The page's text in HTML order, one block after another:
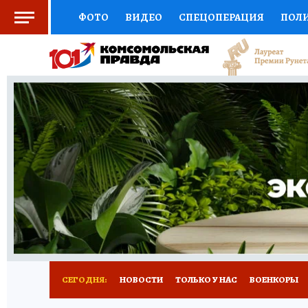
ФОТО ВИДЕО СПЕЦОПЕРАЦИЯ
СОЦПОДДЕРЖКА НАУКА СПЕЦПРОЕКТЫ
НАЦИОНАЛЬНЫЕ ПРОЕКТЫ РОССИИ
ЖЕНСКИЕ СЕКРЕТЫ ПУТЕВОДИТЕЛЬ
ДЕФИЦИТ ЖЕЛЕЗА ПРЕСС-ЦЕНТР
РЕКЛАМА ТЕСТЫ НОВОЕ НА САЙТЕ
СЕГОДНЯ: НОВОСТИ ТОЛЬКО У НАС ВОЕНКОРЫ